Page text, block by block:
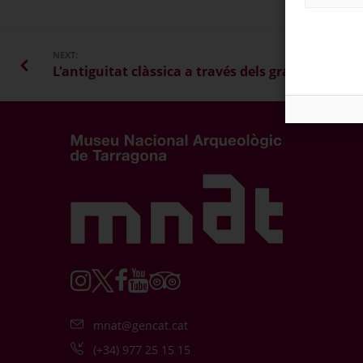
NEXT:
mnat@gencat.cat
(+34) 977 25 15 15